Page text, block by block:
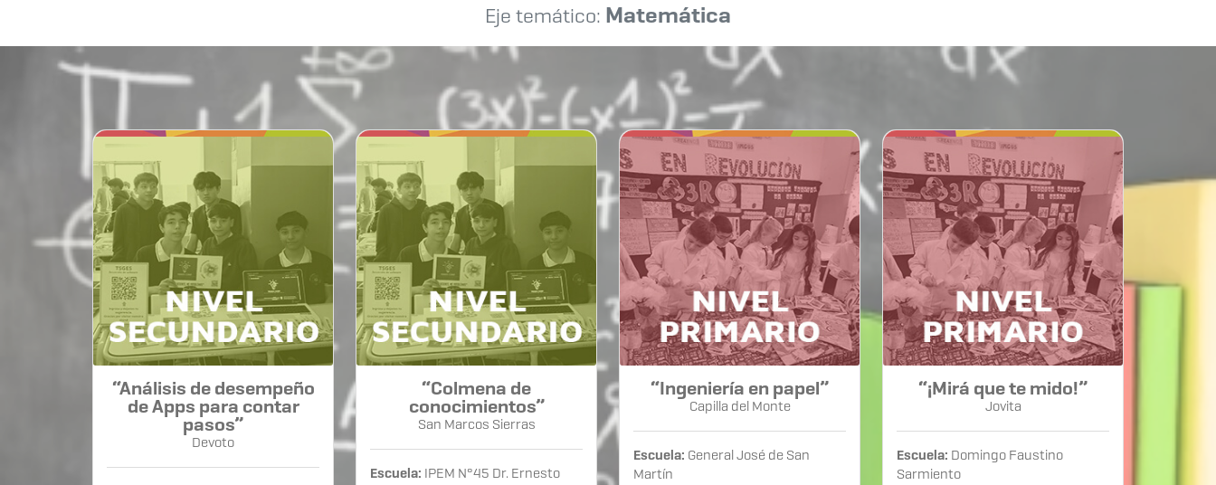
Eje temático: Matemática
“Análisis de desempeño
de Apps para contar
pasos”
Devoto
“Colmena de
conocimientos”
San Marcos Sierras
Escuela: IPEM N°45 Dr. Ernesto
“Ingeniería en papel”
Capilla del Monte
Escuela: General José de San
Martín
“¡Mirá que te mido!”
Jovita
Escuela: Domingo Faustino
Sarmiento